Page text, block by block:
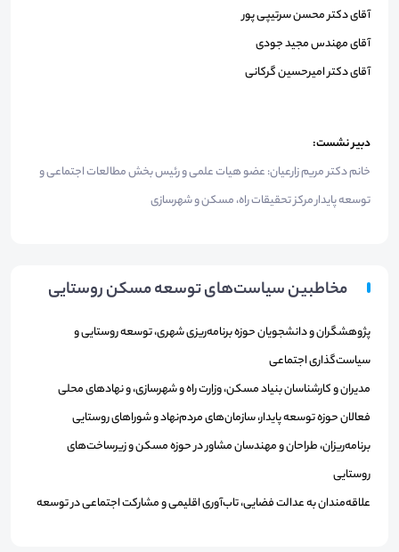
آقای دکتر محسن سرتیپی پور
آقای مهندس مجید جودی
آقای دکتر امیرحسین گرکانی
دبیر نشست:
خانم دکتر مریم زارعیان: عضو هیات علمی و رئیس بخش مطالعات اجتماعی و
توسعه پایدار مرکز تحقیقات راه، مسکن و شهرسازی
مخاطبین سیاست‌های توسعه مسکن روستایی
پژوهشگران و دانشجویان حوزه برنامه‌ریزی شهری، توسعه روستایی و
سیاست‌گذاری اجتماعی
مدیران و کارشناسان بنیاد مسکن، وزارت راه و شهرسازی، و نهادهای محلی
فعالان حوزه توسعه پایدار، سازمان‌های مردم‌نهاد و شوراهای روستایی
برنامه‌ریزان، طراحان و مهندسان مشاور در حوزه مسکن و زیرساخت‌های
روستایی
علاقه‌مندان به عدالت فضایی، تاب‌آوری اقلیمی و مشارکت اجتماعی در توسعه